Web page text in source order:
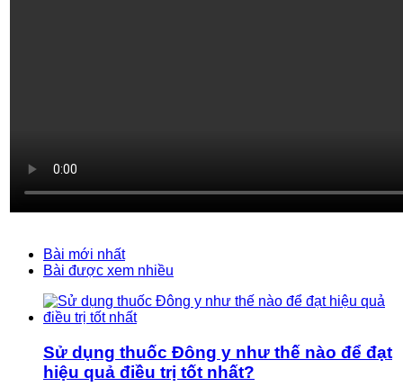
Bài mới nhất
Bài được xem nhiều
Sử dụng thuốc Đông y như thế nào để đạt
hiệu quả điều trị tốt nhất?